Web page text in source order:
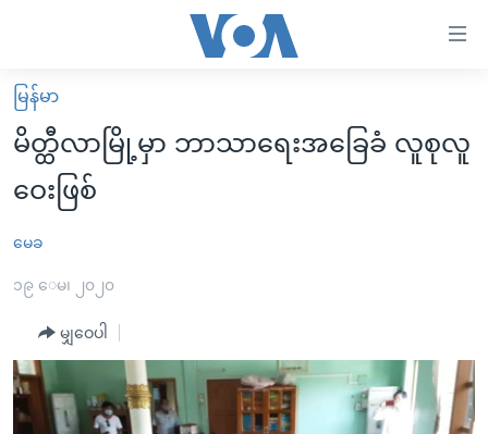
လွယ်ကူ
စေ
များ
ပင်မ
ကျော်
ကြည့်
မူလစာမျက်နှာ
မြန်မာ
ကမ္ဘာ့သတင်းများ
အစ္စရေး-ပါလက်စတိုင်း
အင်္ဂလိပ်စာလေ့လာမယ်
အမေရိကန်သုံးအီဒီယံ
မကြေးမုံရဲ့ အင်္ဂလိပ်စာ
အပတ်စဉ်ကဏ္ဍများ
ရေဒီယို
ရေဒီယိုနှင့်ရုပ်သံ အချက်အလက်များ
မြန်မာ
မိတ္ထီလာမြို့မှာ ဘာသာရေးအခြေခံ လူစုလူ
ဝေးဖြစ်
မေခ
၁၉ ေမ၊ ၂၀၂၀
မျှဝေပါ